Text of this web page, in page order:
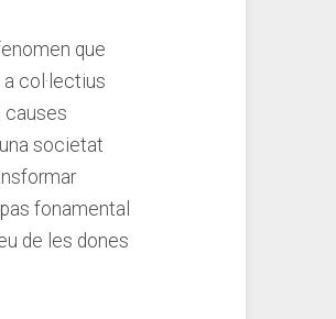
que
col·lectius
causes
societat
fonamental
de les dones